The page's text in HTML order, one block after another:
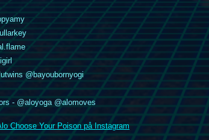
@bayoubornyogi
- @aloyoga @alomoves
Choose Your Poison på Instagram
Picfair Github Vero Bluesky